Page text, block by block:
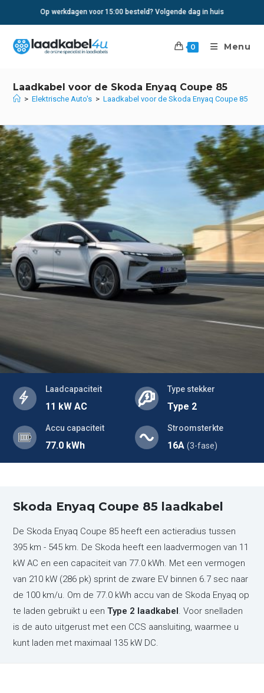
Op werkdagen voor 15:00 besteld? Volgende dag in huis
0 Menu
Laadkabel voor de Skoda Enyaq Coupe 85
> Elektrische Auto's > Laadkabel voor de Skoda Enyaq Coupe 85
Laadcapaciteit
11 kW AC
Type stekker
Type 2
Accu capaciteit
77.0 kWh
Stroomsterkte
16A (3-fase)
Skoda Enyaq Coupe 85 laadkabel
De Skoda Enyaq Coupe 85 heeft een actieradius tussen
395 km - 545 km. De Skoda heeft een laadvermogen van 11
kW AC en een capaciteit van 77.0 kWh. Met een vermogen
van 210 kW (286 pk) sprint de zware EV binnen 6.7 sec naar
de 100 km/u. Om de 77.0 kWh accu van de Skoda Enyaq op
te laden gebruikt u eenType 2 laadkabel. Voor snelladen
is de auto uitgerust met een CCS aansluiting, waarmee u
kunt laden met maximaal 135 kW DC.